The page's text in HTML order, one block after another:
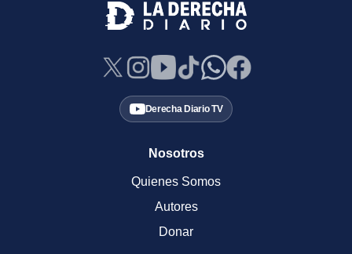
Derecha Diario TV
Nosotros
Quienes Somos
Autores
Donar